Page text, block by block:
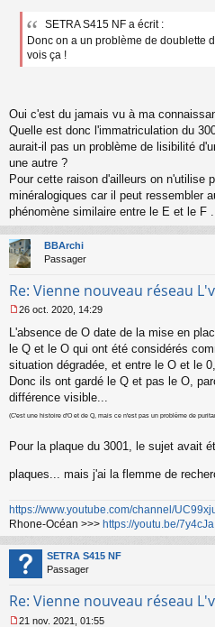
e
g
n
l
u
SETRA S415 NF a écrit :
Donc on a un problème de doublette
vois ça !
Oui c'est du jamais vu à ma
Quelle est donc l'immatriculation du
aurait-il pas un problème de lisibilité
une autre ?
Pour cette raison d'ailleurs on n'utilise
minéralogiques car il peut ressembler
phénomène similaire entre le E et le F
BBArchi
Passager
Re: Vienne nouveau réseau
e
s
s
g
e
n
n
26 oct. 2020, 14:29
L'absence de O date de la mise en
le Q et le O qui ont été considérés
situation dégradée, et entre le O et le
Donc ils ont gardé le Q et pas le O,
différence visible...
(C'est une histoire d'O et de Q, mais ce n'est pas un problème de
Pour la plaque du 3001, le sujet avait
plaques... mais j'ai la flemme de
https://www.youtube.com/channel/
Rhone-Océan >>> https://youtu.be/
SETRA S415 NF
Passager
Re: Vienne nouveau réseau
21 nov. 2021, 01:55